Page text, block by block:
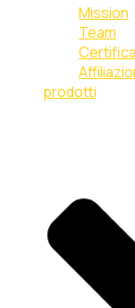
Mission
Team
prodotti